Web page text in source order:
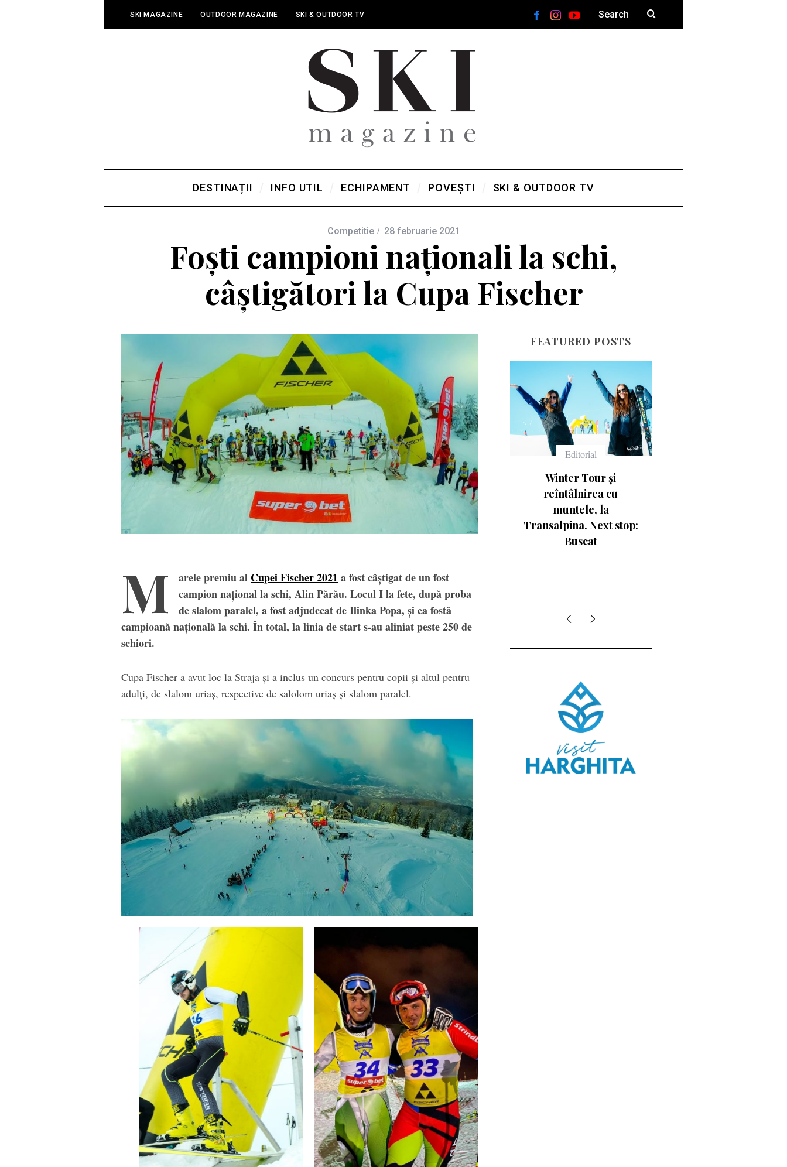
SKI MAGAZINE OUTDOOR MAGAZINE SKI & OUTDOOR TV
DESTINAȚII INFO UTIL ECHIPAMENT POVEȘTI SKI & OUTDOOR TV
Competitie 28 februarie 2021
Foști campioni naționali la schi,
câștigători la Cupa Fischer
M arele premiu al Cupei Fischer 2021 a fost câștigat de un fost
campion național la schi, Alin Părău. Locul I la fete, după proba
de slalom paralel, a fost adjudecat de Ilinka Popa, și ea fostă
campioană națională la schi. În total, la linia de start s-au aliniat peste 250 de
schiori.
Cupa Fischer a avut loc la Straja și a inclus un concurs pentru copii și altul pentru
adulți, de slalom uriaș, respective de salolom uriaș și slalom paralel.
FEATURED POSTS
Echipament
Casca Salomon Pioneer
Visor
Editorial
Winter Tour și
reîntâlnirea cu
muntele, la
Transalpina. Next stop:
Echipament
Ce înseamnă numerele
de pe schiuri